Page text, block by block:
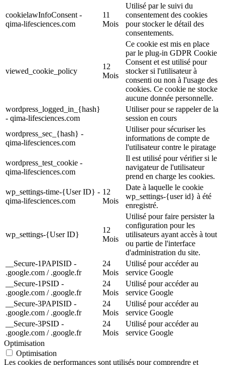
cookielawInfoConsent -
qima-lifesciences.com
11
Mois
Utilisé par le suivi du
consentement des cookies
pour stocker le détail des
consentements.
viewed_cookie_policy
12
Mois
Ce cookie est mis en place
par le plug-in GDPR Cookie
Consent et est utilisé pour
stocker si l'utilisateur à
consenti ou non à l'usage des
cookies. Ce cookie ne stocke
aucune donnée personnelle.
wordpress_logged_in_{hash}
- qima-lifesciences.com
Utiliser pour se rappeler de la
session en cours
wordpress_sec_{hash} -
qima-lifesciences.com
Utiliser pour sécuriser les
informations de compte de
l'utilisateur contre le piratage
wordpress_test_cookie -
qima-lifesciences.com
Il est utilisé pour vérifier si le
navigateur de l'utilisateur
prend en charge les cookies.
wp_settings-time-{User ID} -
qima-lifesciences.com
12
Mois
Date à laquelle le cookie
wp_settings-{user id} à été
enregistré.
wp_settings-{User ID}
12
Mois
Utilisé pour faire persister la
configuration pour les
utilisateurs ayant accès à tout
ou partie de l'interface
d'administration du site.
__Secure-1PAPISID -
.google.com / .google.fr
24
Mois
Utilisé pour accéder au
service Google
__Secure-1PSID -
.google.com / .google.fr
24
Mois
Utilisé pour accéder au
service Google
__Secure-3PAPISID -
.google.com / .google.fr
24
Mois
Utilisé pour accéder au
service Google
__Secure-3PSID -
.google.com / .google.fr
24
Mois
Utilisé pour accéder au
service Google
Optimisation
Optimisation
Les cookies de performances sont utilisés pour comprendre et